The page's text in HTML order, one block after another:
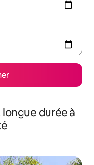
durée à